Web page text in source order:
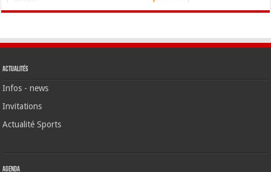
Actualités
Infos - news
Invitations
Actualité Sports
Agenda